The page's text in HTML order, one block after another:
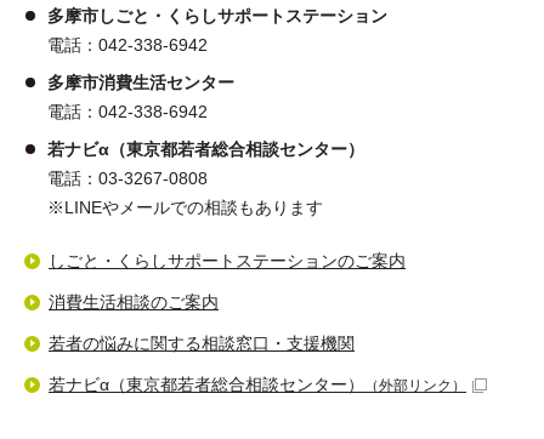
多摩市しごと・くらしサポートステーション
電話：042-338-6942
多摩市消費生活センター
電話：042-338-6942
若ナビα（東京都若者総合相談センター）
電話：03-3267-0808
※LINEやメールでの相談もあります
しごと・くらしサポートステーションのご案内
消費生活相談のご案内
若者の悩みに関する相談窓口・支援機関
若ナビα（東京都若者総合相談センター） （外部リンク）